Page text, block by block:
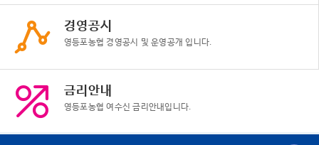
경영공시
영등포농협 경영공시 및 운영공개 입니다.
금리안내
영등포농협 여수신 금리안내입니다.